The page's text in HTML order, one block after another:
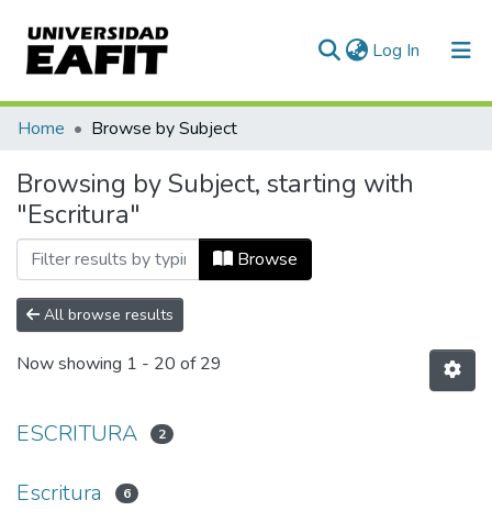
Log In (current)
Communities & Collections
All of DSpace
Home Browse by Subject
Browsing by Subject, starting with
"Escritura"
Browse
All browse results
Now showing 1 - 20 of 29
ESCRITURA 2
Escritura 6